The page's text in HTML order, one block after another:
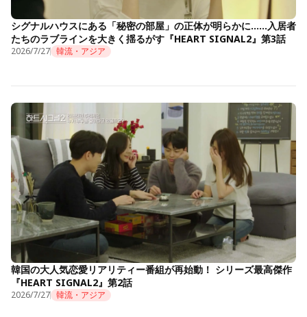
シグナルハウスにある「秘密の部屋」の正体が明らかに……入居者
たちのラブラインを大きく揺るがす『HEART SIGNAL2』第3話
2026/7/27 韓流・アジア
韓国の大人気恋愛リアリティー番組が再始動！ シリーズ最高傑作
『HEART SIGNAL2』第2話
2026/7/27 韓流・アジア